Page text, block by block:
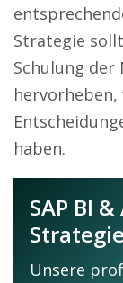
Strategie
Schulung
haben.
SAP BI
Unsere